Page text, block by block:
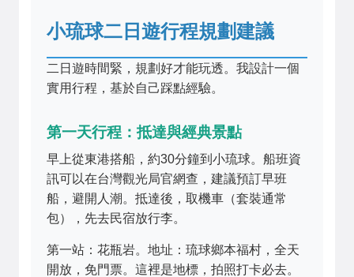
小琉球二日遊行程規劃建議
二日遊時間緊，規劃好才能玩透。我設計一個
實用行程，基於自己踩點經驗。
第一天行程：抵達與經典景點
早上從東港搭船，約30分鐘到小琉球。船班資
訊可以在台灣觀光局官網查，建議預訂早班
船，避開人潮。抵達後，取機車（套裝通常
包），先去民宿放行李。
第一站：花瓶岩。地址：琉球鄉本福村，全天
開放，免門票。這裡是地標，拍照打卡必去。